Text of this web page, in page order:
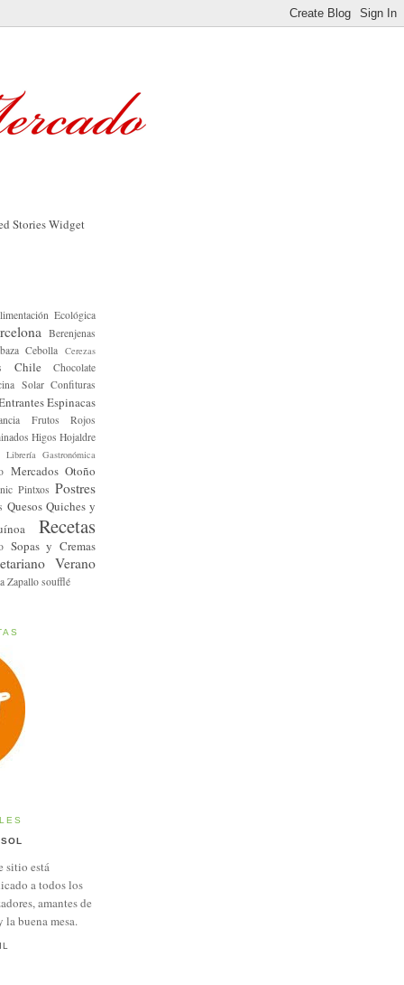
Ecológica
Berenjenas
Cebolla Cerezas
Chile
Chocolate
Solar Confituras
Espinacas
Frutos Rojos
Higos Hojaldre
Librería Gastronómica
Mercados Otoño
Pintxos Postres
Quesos Quiches y
Recetas
Sopas y Cremas
Verano
Zapallo soufflé
SOL
sitio está
a todos los
amantes de
buena mesa.